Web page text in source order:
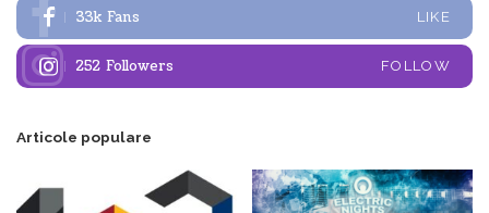
33k Fans LIKE
252 Followers FOLLOW
Articole populare